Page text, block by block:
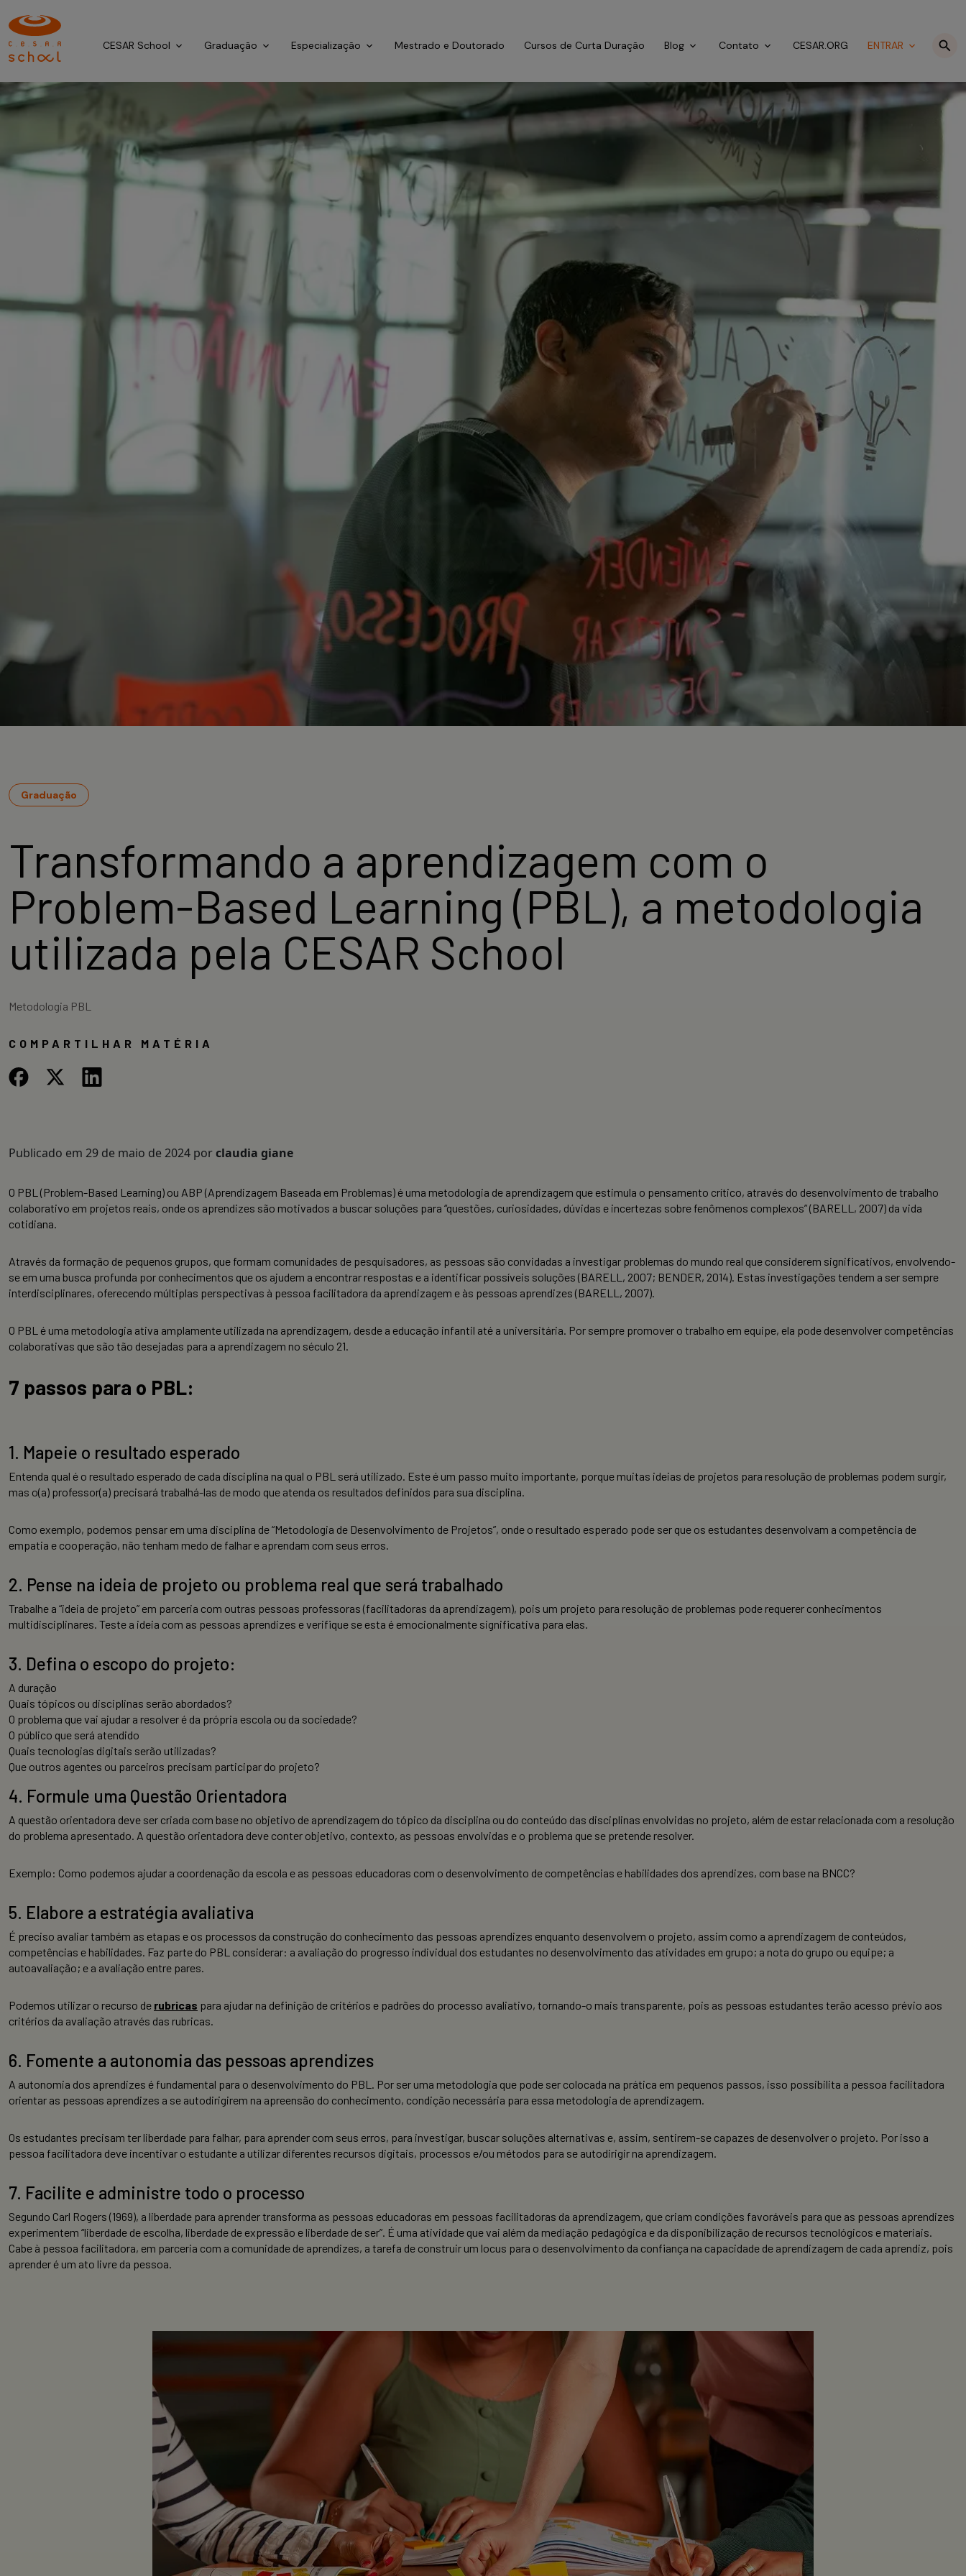
CESAR School Graduação Especialização Mestrado e Doutorado Cursos de Curta Duração Blog Contato CESAR.ORG ENTRAR
Graduação
Transformando a aprendizagem com o
Problem-Based Learning (PBL), a metodologia
utilizada pela CESAR School
Metodologia PBL
COMPARTILHAR MATÉRIA
Publicado em 29 de maio de 2024 porclaudia giane
O PBL (Problem-Based Learning) ou ABP (Aprendizagem Baseada em Problemas) é uma metodologia de aprendizagem que estimula o pensamento crítico, através do desenvolvimento de trabalho
colaborativo em projetos reais, onde os aprendizes são motivados a buscar soluções para “questões, curiosidades, dúvidas e incertezas sobre fenômenos complexos” (BARELL, 2007) da vida
cotidiana.
Através da formação de pequenos grupos, que formam comunidades de pesquisadores, as pessoas são convidadas a investigar problemas do mundo real que considerem significativos, envolvendo-
se em uma busca profunda por conhecimentos que os ajudem a encontrar respostas e a identificar possíveis soluções (BARELL, 2007; BENDER, 2014). Estas investigações tendem a ser sempre
interdisciplinares, oferecendo múltiplas perspectivas à pessoa facilitadora da aprendizagem e às pessoas aprendizes (BARELL, 2007).
O PBL é uma metodologia ativa amplamente utilizada na aprendizagem, desde a educação infantil até a universitária. Por sempre promover o trabalho em equipe, ela pode desenvolver competências
colaborativas que são tão desejadas para a aprendizagem no século 21.
7 passos para o PBL:
1. Mapeie o resultado esperado
Entenda qual é o resultado esperado de cada disciplina na qual o PBL será utilizado. Este é um passo muito importante, porque muitas ideias de projetos para resolução de problemas podem surgir,
mas o(a) professor(a) precisará trabalhá-las de modo que atenda os resultados definidos para sua disciplina.
Como exemplo, podemos pensar em uma disciplina de “Metodologia de Desenvolvimento de Projetos”, onde o resultado esperado pode ser que os estudantes desenvolvam a competência de
empatia e cooperação, não tenham medo de falhar e aprendam com seus erros.
2. Pense na ideia de projeto ou problema real que será trabalhado
Trabalhe a “ideia de projeto” em parceria com outras pessoas professoras (facilitadoras da aprendizagem), pois um projeto para resolução de problemas pode requerer conhecimentos
multidisciplinares. Teste a ideia com as pessoas aprendizes e verifique se esta é emocionalmente significativa para elas.
3. Defina o escopo do projeto:
A duração
Quais tópicos ou disciplinas serão abordados?
O problema que vai ajudar a resolver é da própria escola ou da sociedade?
O público que será atendido
Quais tecnologias digitais serão utilizadas?
Que outros agentes ou parceiros precisam participar do projeto?
4. Formule uma Questão Orientadora
A questão orientadora deve ser criada com base no objetivo de aprendizagem do tópico da disciplina ou do conteúdo das disciplinas envolvidas no projeto, além de estar relacionada com a resolução
do problema apresentado. A questão orientadora deve conter objetivo, contexto, as pessoas envolvidas e o problema que se pretende resolver.
Exemplo: Como podemos ajudar a coordenação da escola e as pessoas educadoras com o desenvolvimento de competências e habilidades dos aprendizes, com base na BNCC?
5. Elabore a estratégia avaliativa
É preciso avaliar também as etapas e os processos da construção do conhecimento das pessoas aprendizes enquanto desenvolvem o projeto, assim como a aprendizagem de conteúdos,
competências e habilidades. Faz parte do PBL considerar: a avaliação do progresso individual dos estudantes no desenvolvimento das atividades em grupo; a nota do grupo ou equipe; a
autoavaliação; e a avaliação entre pares.
Podemos utilizar o recurso de rubricas para ajudar na definição de critérios e padrões do processo avaliativo, tornando-o mais transparente, pois as pessoas estudantes terão acesso prévio aos
critérios da avaliação através das rubricas.
6. Fomente a autonomia das pessoas aprendizes
A autonomia dos aprendizes é fundamental para o desenvolvimento do PBL. Por ser uma metodologia que pode ser colocada na prática em pequenos passos, isso possibilita a pessoa facilitadora
orientar as pessoas aprendizes a se autodirigirem na apreensão do conhecimento, condição necessária para essa metodologia de aprendizagem.
Os estudantes precisam ter liberdade para falhar, para aprender com seus erros, para investigar, buscar soluções alternativas e, assim, sentirem-se capazes de desenvolver o projeto. Por isso a
pessoa facilitadora deve incentivar o estudante a utilizar diferentes recursos digitais, processos e/ou métodos para se autodirigir na aprendizagem.
7. Facilite e administre todo o processo
Segundo Carl Rogers (1969), a liberdade para aprender transforma as pessoas educadoras em pessoas facilitadoras da aprendizagem, que criam condições favoráveis para que as pessoas aprendizes
experimentem “liberdade de escolha, liberdade de expressão e liberdade de ser”. É uma atividade que vai além da mediação pedagógica e da disponibilização de recursos tecnológicos e materiais.
Cabe à pessoa facilitadora, em parceria com a comunidade de aprendizes, a tarefa de construir um locus para o desenvolvimento da confiança na capacidade de aprendizagem de cada aprendiz, pois
aprender é um ato livre da pessoa.